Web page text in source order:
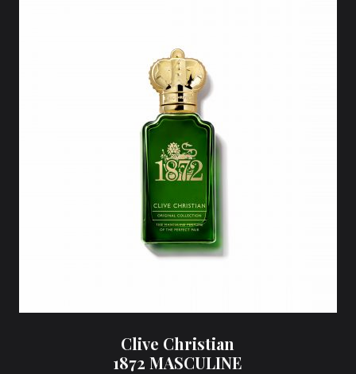
Clive Christian
1872 MASCULINE